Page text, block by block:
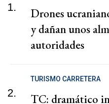
1.
Drones
y dañan unos
autoridades
2.
TURISMO CARRETERA
TC: dramático